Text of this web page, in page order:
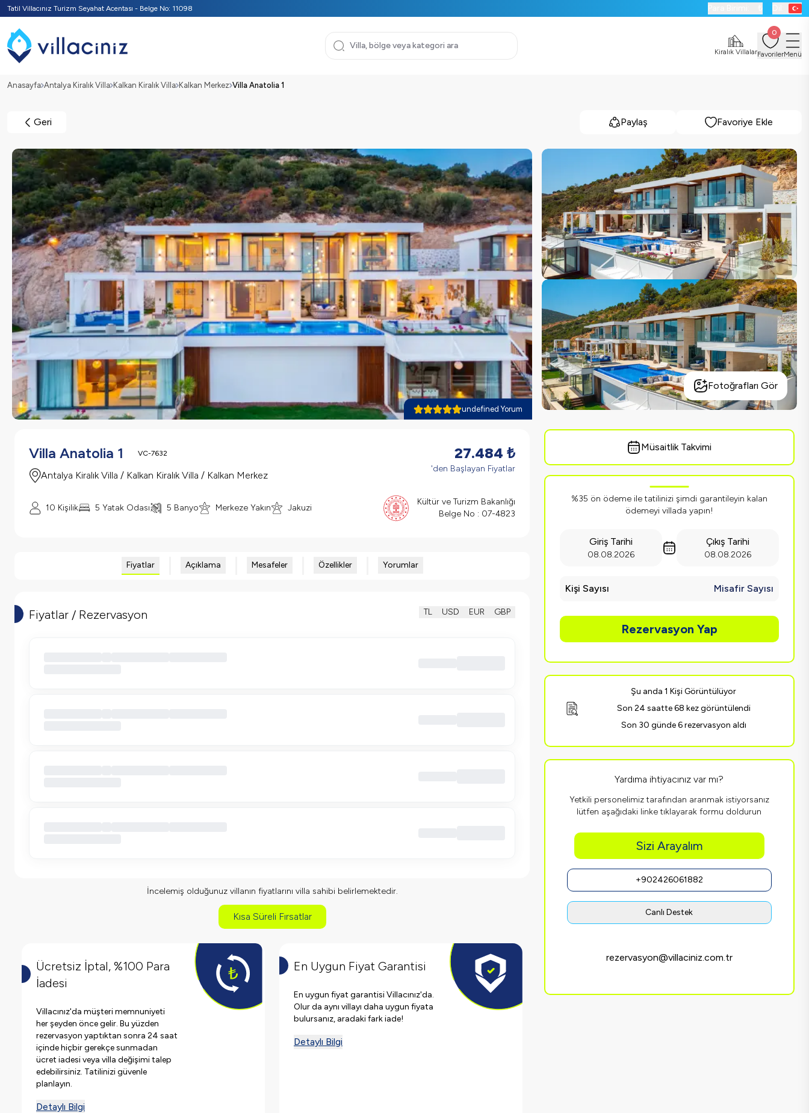
Tatil Villacınız Turizm Seyahat Acentası - Belge No: 11098
Kiralık Villalar
0
FavorilerMenü
Anasayfa Antalya Kiralık Villa Kalkan Kiralık Villa Kalkan Merkez Villa Anatolia 1
Geri Paylaş Favoriye Ekle
undefined Yorum
Fotoğrafları Gör
Villa Anatolia 1 VC-7632
Antalya Kiralık Villa / Kalkan Kiralık Villa / Kalkan Merkez
27.484 ₺
'den Başlayan Fiyatlar
10 Kişilik 5 Yatak Odası 5 Banyo Merkeze Yakın Jakuzi
Kültür ve Turizm Bakanlığı
Belge No : 07-4823
Fiyatlar Açıklama Mesafeler Özellikler Yorumlar
Fiyatlar / Rezervasyon TL USD EUR GBP
İncelemiş olduğunuz villanın fiyatlarını villa sahibi belirlemektedir.
Kısa Süreli Fırsatlar
Ücretsiz İptal, %100 Para
İadesi
Villacınız'da müşteri memnuniyeti
her şeyden önce gelir. Bu yüzden
rezervasyon yaptıktan sonra 24 saat
içinde hiçbir gerekçe sunmadan
ücret iadesi veya villa değişimi talep
edebilirsiniz. Tatilinizi güvenle
planlayın.
Detaylı Bilgi
En Uygun Fiyat Garantisi
En uygun fiyat garantisi Villacınız'da.
Olur da aynı villayı daha uygun fiyata
bulursanız, aradaki fark iade!
Detaylı Bilgi
Müsaitlik Takvimi
%35 ön ödeme ile tatilinizi şimdi garantileyin kalan
ödemeyi villada yapın!
Giriş Tarihi
08.08.2026
Çıkış Tarihi
08.08.2026
Kişi Sayısı Misafir Sayısı
Rezervasyon Yap
Şu anda 1 Kişi Görüntülüyor
Son 24 saatte 68 kez görüntülendi
Son 30 günde 6 rezervasyon aldı
Yardıma ihtiyacınız var mı?
Yetkili personelimiz tarafından aranmak istiyorsanız
lütfen aşağıdaki linke tıklayarak formu doldurun
Sizi Arayalım
+902426061882
Canlı Destek
rezervasyon@villaciniz.com.tr